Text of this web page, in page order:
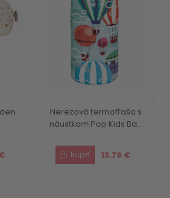
Nerezová termofľaša s
náustkom Pop Kids Ba...
13.79 €